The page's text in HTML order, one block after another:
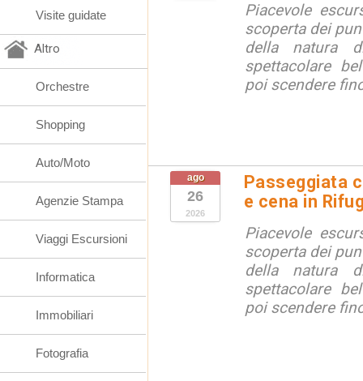
Piacevole
scoperta dei
della natura
spettacolare
poi scendere
ago
26
2026
Passeggiata
e cena in
Piacevole
scoperta dei
della natura
spettacolare
poi scendere
Visite guidate
Altro
Orchestre
Shopping
Auto/Moto
Agenzie Stampa
Viaggi Escursioni
Informatica
Immobiliari
Fotografia